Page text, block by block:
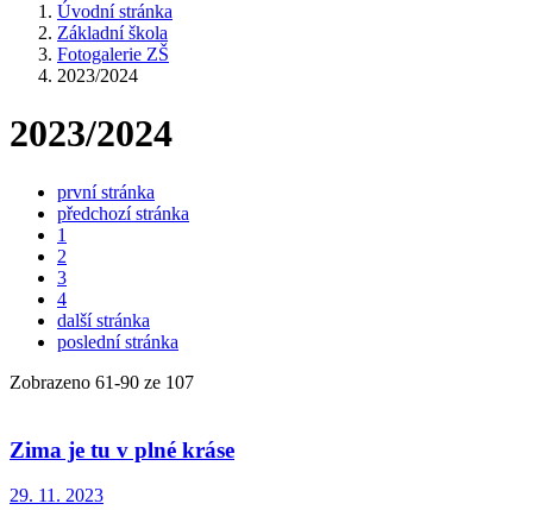
Úvodní stránka
Základní škola
Fotogalerie ZŠ
2023/2024
2023/2024
první stránka
předchozí stránka
1
2
3
4
další stránka
poslední stránka
Zobrazeno 61-90 ze 107
Zima je tu v plné kráse
29. 11. 2023